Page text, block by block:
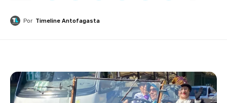
Por Timeline Antofagasta